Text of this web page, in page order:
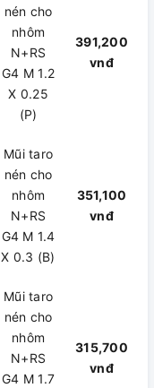
nén cho
nhôm
N+RS
G4 M 1.2
X 0.25
(P)
391,200
vnđ
Mũi taro
nén cho
nhôm
N+RS
G4 M 1.4
X 0.3 (B)
351,100
vnđ
Mũi taro
nén cho
nhôm
N+RS
G4 M 1.7
315,700
vnđ